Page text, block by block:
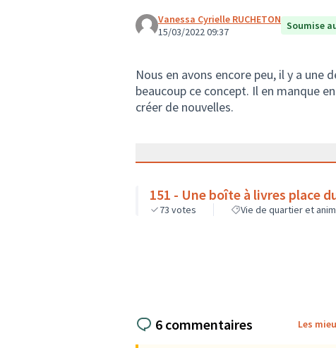
Vanessa Cyrielle RUCHETON
15/03/2022 09:37
Soumise
Nous en avons encore peu, il y a
beaucoup ce concept. Il en manque
créer de nouvelles.
151 - Une boîte à livres place
73 votes Vie de quartier et
6 commentaires Les